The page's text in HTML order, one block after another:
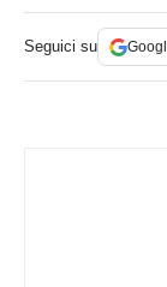
Seguici su